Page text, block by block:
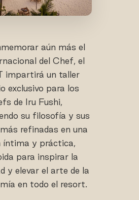
aún más el
del Chef, el
impartirá un taller
exclusivo para los
de Iru Fushi,
su filosofía y sus
refinadas en una
íntima y práctica,
para inspirar la
y elevar el arte de la
en todo el resort.